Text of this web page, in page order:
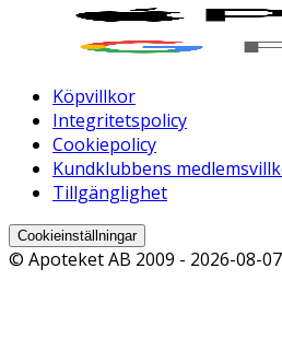
Köpvillkor
Integritetspolicy
Cookiepolicy
Kundklubbens
Tillgänglighet
Cookieinställningar
© Apoteket AB 2009 - 2026-08-